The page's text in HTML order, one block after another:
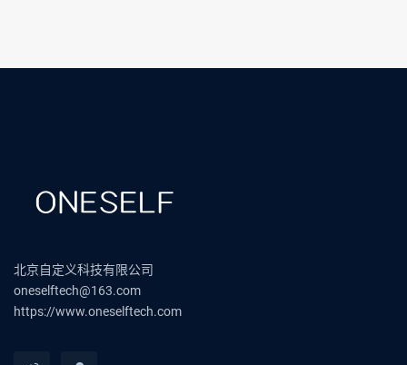
北京自定义科技有限公司
oneselftech@163.com
https://www.oneselftech.com